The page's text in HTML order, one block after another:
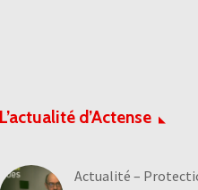
L’actualité d’Actense
Actualité –